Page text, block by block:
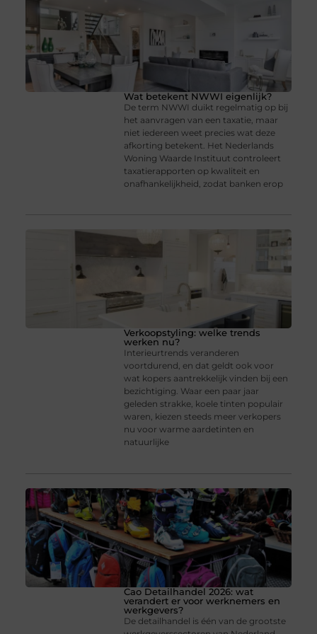
Wat betekent NWWI eigenlijk?
De term NWWI duikt regelmatig op bij
het aanvragen van een taxatie, maar
niet iedereen weet precies wat deze
afkorting betekent. Het Nederlands
Woning Waarde Instituut controleert
taxatierapporten op kwaliteit en
onafhankelijkheid, zodat banken erop
Verkoopstyling: welke trends
werken nu?
Interieurtrends veranderen
voortdurend, en dat geldt ook voor
wat kopers aantrekkelijk vinden bij een
bezichtiging. Waar een paar jaar
geleden strakke, koele tinten populair
waren, kiezen steeds meer verkopers
nu voor warme aardetinten en
natuurlijke
Cao Detailhandel 2026: wat
verandert er voor werknemers en
werkgevers?
De detailhandel is één van de grootste